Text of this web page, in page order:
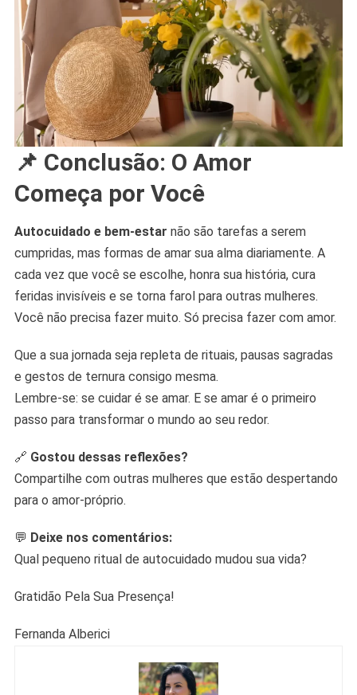
📌 Conclusão: O Amor
Começa por Você
Autocuidado e bem-estar não são tarefas a serem
cumpridas, mas formas de amar sua alma diariamente. A
cada vez que você se escolhe, honra sua história, cura
feridas invisíveis e se torna farol para outras mulheres.
Você não precisa fazer muito. Só precisa fazer com amor.
Que a sua jornada seja repleta de rituais, pausas sagradas
e gestos de ternura consigo mesma.
Lembre-se: se cuidar é se amar. E se amar é o primeiro
passo para transformar o mundo ao seu redor.
🔗 Gostou dessas reflexões?
Compartilhe com outras mulheres que estão despertando
para o amor-próprio.
💬 Deixe nos comentários:
Qual pequeno ritual de autocuidado mudou sua vida?
Gratidão Pela Sua Presença!
Fernanda Alberici